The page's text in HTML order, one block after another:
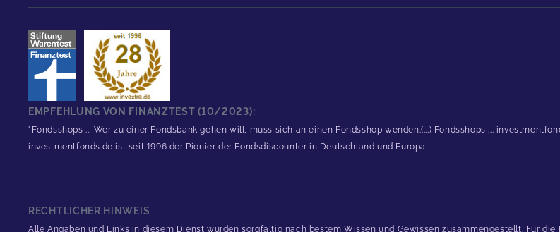
EMPFEHLUNG VON FINANZTEST (10/2023):
"Fondsshops ... Wer zu einer Fondsbank gehen will, muss sich an einen Fondsshop wenden.(...) Fondsshops ...
investmentfonds.de ist seit 1996 der Pionier der Fondsdiscounter in Deutschland und Europa.
RECHTLICHER HINWEIS
Alle Angaben und Links in diesem Dienst wurden sorgfältig nach bestem Wissen und Gewissen zusammengestellt. Für